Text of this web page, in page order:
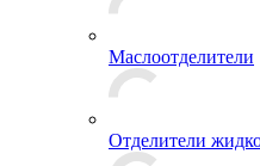
Маслоотделители
Отделители